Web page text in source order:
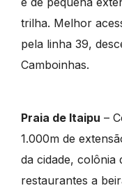
trilha. Melhor
pela linha 39,
Camboinhas.
Praia de Itaipu –
1.000m de
da cidade, colônia
restaurantes a